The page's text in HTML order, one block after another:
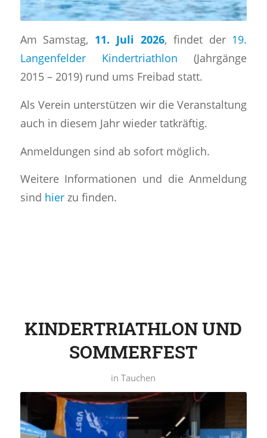
Am Samstag, 11. Juli 2026, findet der 19.
Langenfelder Kindertriathlon (Jahrgänge
2015 – 2019) rund ums Freibad statt.
Als Verein unterstützen wir die Veranstaltung
auch in diesem Jahr wieder tatkräftig.
Anmeldungen sind ab sofort möglich.
Weitere Informationen und die Anmeldung
sind hierzu finden.
KINDERTRIATHLON UND
SOMMERFEST
inTauchen